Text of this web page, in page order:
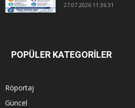
27.07.2026 11:36:31
POPÜLER KATEGORİLER
Röportaj
Güncel